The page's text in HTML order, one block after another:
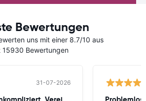
Bewertungen
uns mit einer 8.7/10 aus
15930 Bewertungen
31-07-2026